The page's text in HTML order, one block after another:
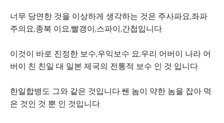
너무 당연한 것을 이상하게 생각하는 것은 주사파요,좌파
주의요,종북 이요,빨갱이,스파이,간첩입니다.
이것이 바로 진정한 보수,우익보수 요,우리 어버이 나라 어
버이 친 친일 대 일본 제국의 전통적 보수 인 것 입니다.
한일합병도 그와 같은 것입니다.쌘 놈이 약한 놈을 잡아 먹
은 것인 것 뿐 인 것입니다.